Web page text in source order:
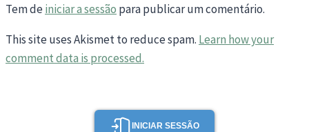
Tem deiniciar a sessão para publicar um comentário.
This site uses Akismet to reduce spam. Learn how your
comment data is processed.
INICIAR SESSÃO